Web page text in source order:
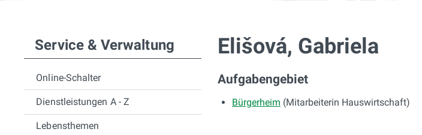
Subnavigation
Service & Verwaltung
Online-Schalter
Dienstleistungen A - Z
Lebensthemen
Elišová, Gabriela
Aufgabengebiet
Bürgerheim (Mitarbeiterin Hauswirtschaft)